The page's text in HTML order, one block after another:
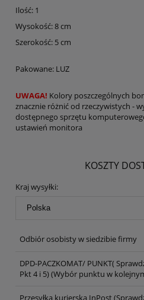
Ilość: 1
Wysokość: 8 cm
Szerokość: 5 cm
Pakowane: LUZ
UWAGA! Kolory poszczególnych
znacznie różnić od rzeczywistych -
dostępnego sprzętu
ustawień monitora
KOSZTY
CENA NIE ZAWIERA
Kraj wysyłki:
Odbiór osobisty w siedzibie firmy
DPD-PACZKOMAT/ PUNKT(
Pkt 4 i 5)(Wybór punktu w
Przesyłka kurierska InPost